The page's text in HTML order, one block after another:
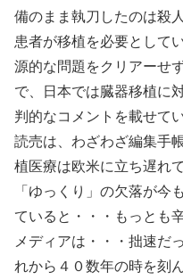
備のまま執刀したのは殺
患者が移植を必要として
源的な問題をクリアーせ
で、日本では臓器移植に
判的なコメントを載せてい
読売は、わざわざ編集手
植医療は欧米に立ち遅れ
「ゆっくり」の欠落が今
ていると・・・もっとも
メディアは・・・拙速だ
れから４０数年の時を刻